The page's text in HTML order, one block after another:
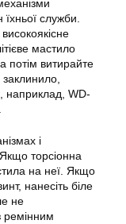
їхньої служби.
мастило
потім витирайте
наприклад, WD-
і
торсіонна
на неї. Якщо
нанесіть біле
не
ремінним